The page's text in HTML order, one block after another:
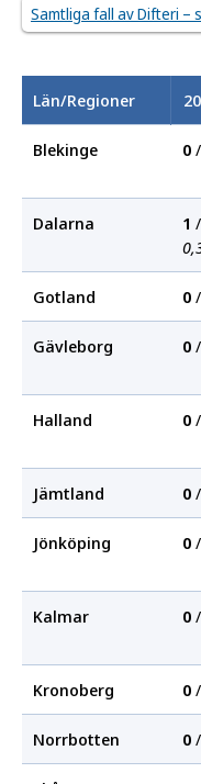
Samtliga fall av Difteri –
Län/Regioner
Blekinge 0 /
Dalarna 1 /
Gotland 0 /
Gävleborg 0 /
Halland 0 /
Jämtland 0 /
Jönköping 0 /
Kalmar 0 /
Kronoberg 0 /
Norrbotten 0 /